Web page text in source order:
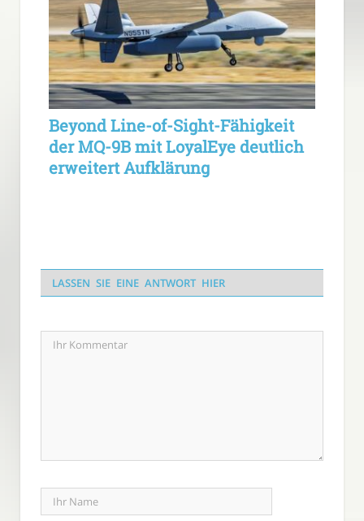
Beyond Line-of-Sight-Fähigkeit
der MQ-9B mit LoyalEye deutlich
erweitert Aufklärung
LASSEN SIE EINE ANTWORT HIER